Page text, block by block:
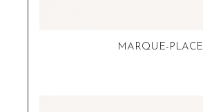
MARQUE-PLACE